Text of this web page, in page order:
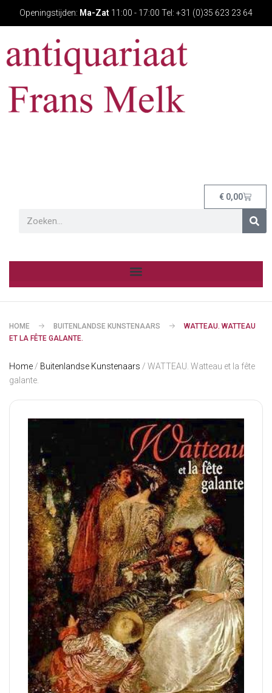
Openingstijden: Ma-Zat 11:00 - 17:00 Tel: +31 (0)35 623 23 64
€ 0,00
HOME BUITENLANDSE KUNSTENAARS
WATTEAU. WATTEAU
ET LA FÊTE GALANTE.
Home / Buitenlandse Kunstenaars / WATTEAU. Watteau et la fête
galante.